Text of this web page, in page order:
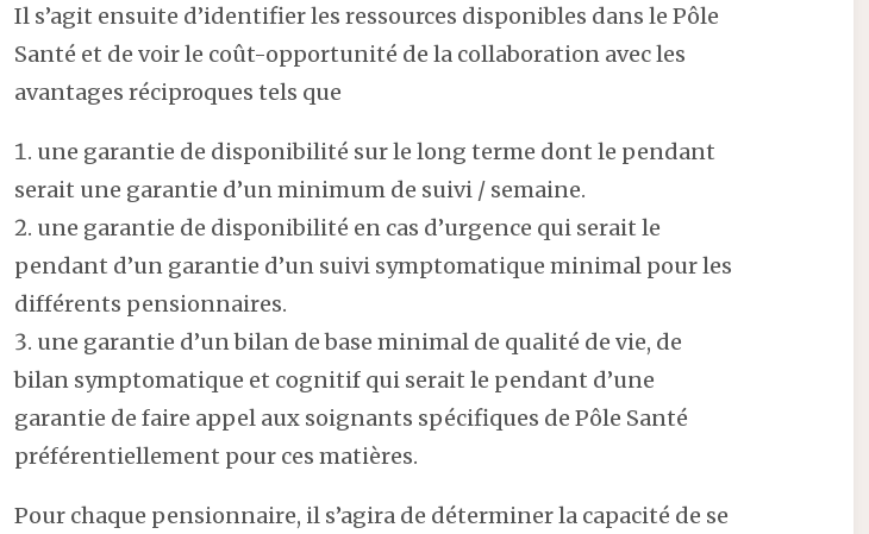
Il s’agit ensuite d’identifier les ressources disponibles dans le Pôle
Santé et de voir le coût-opportunité de la collaboration avec les
avantages réciproques tels que
une garantie de disponibilité sur le long terme dont le pendant
serait une garantie d’un minimum de suivi / semaine.
une garantie de disponibilité en cas d’urgence qui serait le
pendant d’un garantie d’un suivi symptomatique minimal pour les
différents pensionnaires.
une garantie d’un bilan de base minimal de qualité de vie, de
bilan symptomatique et cognitif qui serait le pendant d’une
garantie de faire appel aux soignants spécifiques de Pôle Santé
préférentiellement pour ces matières.
Pour chaque pensionnaire, il s’agira de déterminer la capacité de se